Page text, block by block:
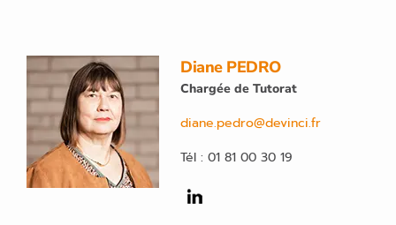
Diane PEDRO
Chargée de Tutorat
diane.pedro@devinci.fr
Tél : 01 81 00 30 19